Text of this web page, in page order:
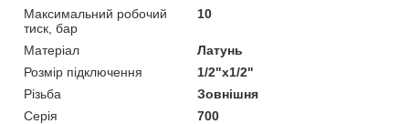
Максимальний робочий
тиск, бар
10
Матеріал
Латунь
Розмір підключення
1/2"x1/2"
Різьба
Зовнішня
Серія
700